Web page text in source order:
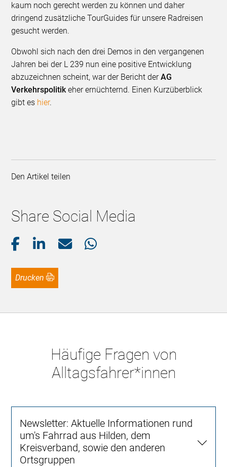
kaum noch gerecht werden zu können und daher
dringend zusätzliche TourGuides für unsere Radreisen
gesucht werden.
Obwohl sich nach den drei Demos in den vergangenen
Jahren bei der L 239 nun eine positive Entwicklung
abzuzeichnen scheint, war der Bericht derAG
Verkehrspolitikeher ernüchternd. Einen Kurzüberblick
gibt es hier.
Den Artikel teilen
Share Social Media
Drucken
Häufige Fragen von
Alltagsfahrer*innen
Newsletter: Aktuelle Informationen rund
um's Fahrrad aus Hilden, dem
Kreisverband, sowie den anderen
Ortsgruppen